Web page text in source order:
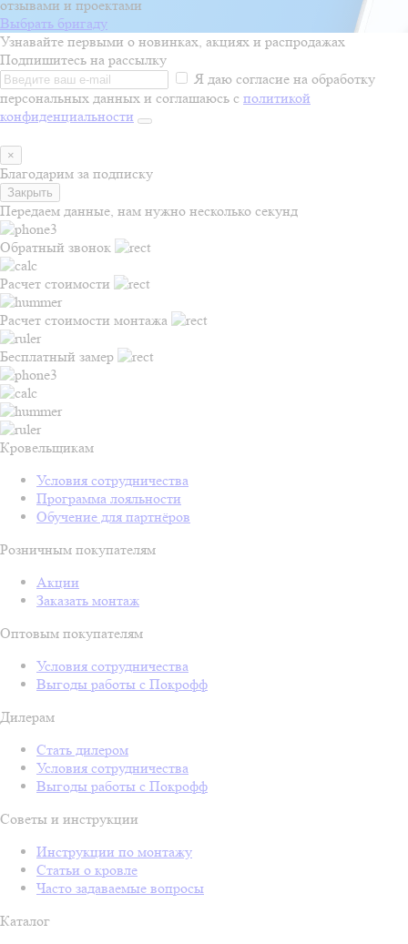
отзывами и проектами
Выбрать бригаду
Узнавайте первыми о новинках, акциях и распродажах
Подпишитесь на рассылку
Я даю согласие на обработку
персональных данных и соглашаюсь с политикой
конфиденциальности
×
Благодарим за подписку
Закрыть
Передаем данные, нам нужно несколько секунд
Обратный звонок
Расчет стоимости
Расчет стоимости монтажа
Бесплатный замер
Кровельщикам
Условия сотрудничества
Программа лояльности
Обучение для партнёров
Розничным покупателям
Акции
Заказать монтаж
Оптовым покупателям
Условия сотрудничества
Выгоды работы с Покрофф
Дилерам
Стать дилером
Условия сотрудничества
Выгоды работы с Покрофф
Советы и инструкции
Инструкции по монтажу
Статьи о кровле
Часто задаваемые вопросы
Каталог